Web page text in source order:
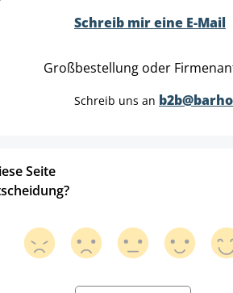
Schreib mir eine E-Mail
Großbestellung oder
Schreib uns an
Seite